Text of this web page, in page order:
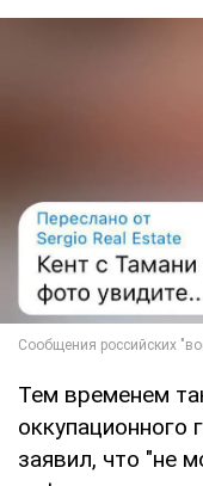
Тем временем
заявил, что "не